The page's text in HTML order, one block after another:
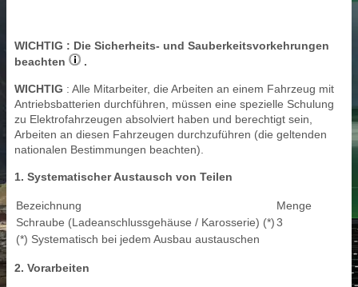
WICHTIG : Die Sicherheits- und Sauberkeitsvorkehrungen
beachten
.
WICHTIG : Alle Mitarbeiter, die Arbeiten an einem Fahrzeug mit
Antriebsbatterien durchführen, müssen eine spezielle Schulung
zu Elektrofahrzeugen absolviert haben und berechtigt sein,
Arbeiten an diesen Fahrzeugen durchzuführen (die geltenden
nationalen Bestimmungen beachten).
1. Systematischer Austausch von Teilen
Bezeichnung
Menge
Schraube (Ladeanschlussgehäuse / Karosserie) (*)3
(*) Systematisch bei jedem Ausbau austauschen
2. Vorarbeiten